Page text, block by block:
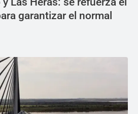
garantizar el normal